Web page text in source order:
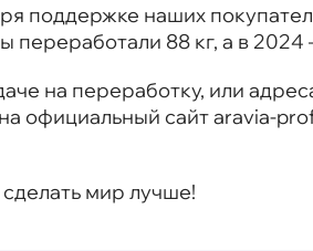
поддержке наших
переработали 88 кг, а в 2024
на переработку, или
официальный сайтaravia-
мир лучше!